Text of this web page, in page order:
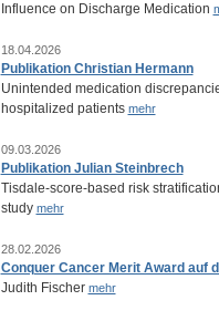
Influence on Discharge Medication
18.04.2026
Publikation Christian Hermann
Unintended medication
hospitalized patients mehr
09.03.2026
Publikation Julian Steinbrech
Tisdale-score-based risk
study mehr
28.02.2026
Conquer Cancer Merit Award auf
Judith Fischer mehr